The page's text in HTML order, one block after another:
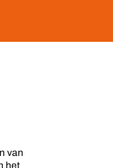
van
het